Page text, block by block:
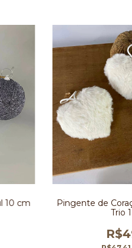
10 cm
Pingente de
Trio